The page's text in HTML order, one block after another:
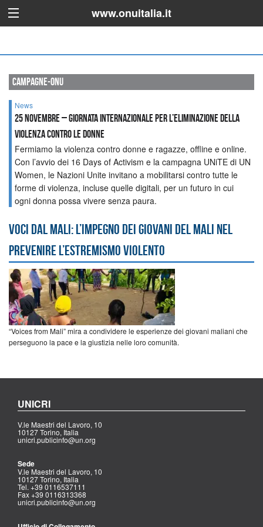
www.onuitalia.it
campagne-onu
News
25 novembre – Giornata internazionale per l’eliminazione della
violenza contro le donne
Fermiamo la violenza contro donne e ragazze, offline e online.
Con l’avvio dei 16 Days of Activism e la campagna UNiTE di UN
Women, le Nazioni Unite invitano a mobilitarsi contro tutte le
forme di violenza, incluse quelle digitali, per un futuro in cui
ogni donna possa vivere senza paura.
Voci dal Mali: l’impegno dei giovani del Mali nel
prevenire l’estremismo violento
“Voices from Mali” mira a condividere le esperienze dei giovani maliani che
perseguono la pace e la giustizia nelle loro comunità.
UNICRI
V.le Maestri del Lavoro, 10
10127 Torino, Italia
unicri.publicinfo@un.org
Sede
V.le Maestri del Lavoro, 10
10127 Torino, Italia
Tel. +39 0116537111
Fax +39 0116313368
unicri.publicinfo@un.org